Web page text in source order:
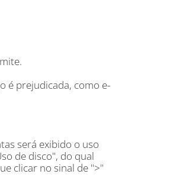
é prejudicada, como e-
será exibido o uso
de disco", do qual
clicar no sinal de ">"